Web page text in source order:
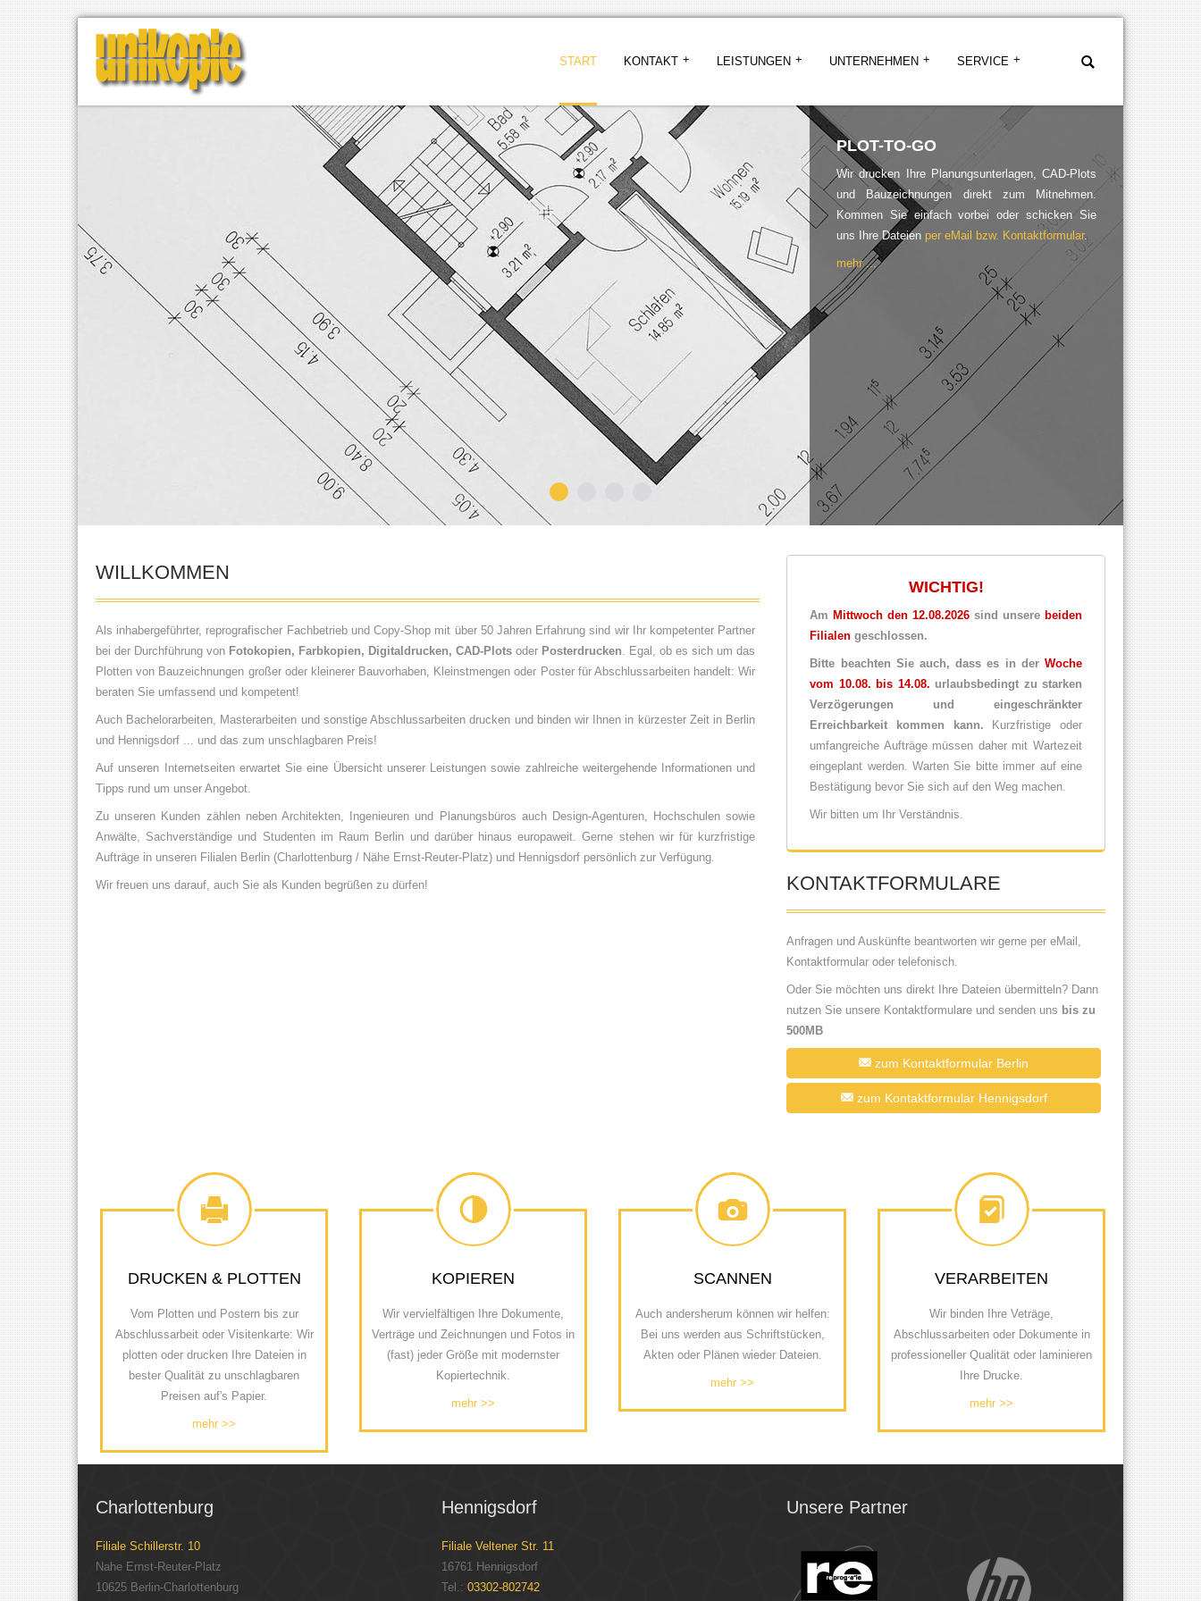
START KONTAKT LEISTUNGEN UNTERNEHMEN SERVICE
PLOT-TO-GO
Wir drucken Ihre Planungsunterlagen, CAD-Plots
und Bauzeichnungen direkt zum Mitnehmen.
Kommen Sie einfach vorbei oder schicken Sie
uns Ihre Dateien per eMail bzw. Kontaktformular.
mehr ...
WILLKOMMEN
Als inhabergeführter, reprografischer Fachbetrieb und Copy-Shop mit über 50 Jahren Erfahrung sind wir Ihr kompetenter Partner
bei der Durchführung von Fotokopien, Farbkopien, Digitaldrucken, CAD-Plotsoder Posterdrucken. Egal, ob es sich um das
Plotten von Bauzeichnungen großer oder kleinerer Bauvorhaben, Kleinstmengen oder Poster für Abschlussarbeiten handelt: Wir
beraten Sie umfassend und kompetent!
Auch Bachelorarbeiten, Masterarbeiten und sonstige Abschlussarbeiten drucken und binden wir Ihnen in kürzester Zeit in Berlin
und Hennigsdorf ... und das zum unschlagbaren Preis!
Auf unseren Internetseiten erwartet Sie eine Übersicht unserer Leistungen sowie zahlreiche weitergehende Informationen und
Tipps rund um unser Angebot.
Zu unseren Kunden zählen neben Architekten, Ingenieuren und Planungsbüros auch Design-Agenturen, Hochschulen sowie
Anwälte, Sachverständige und Studenten im Raum Berlin und darüber hinaus europaweit. Gerne stehen wir für kurzfristige
Aufträge in unseren Filialen Berlin (Charlottenburg / Nähe Ernst-Reuter-Platz) und Hennigsdorf persönlich zur Verfügung.
Wir freuen uns darauf, auch Sie als Kunden begrüßen zu dürfen!
WICHTIG!
Am Mittwoch den 12.08.2026 sind unsere beiden
Filialen geschlossen.
Bitte beachten Sie auch, dass es in der Woche
vom 10.08. bis 14.08. urlaubsbedingt zu starken
Verzögerungen und eingeschränkter
Erreichbarkeit kommen kann.
Kurzfristige oder
umfangreiche Aufträge müssen daher mit Wartezeit
eingeplant werden. Warten Sie bitte immer auf eine
Bestätigung bevor Sie sich auf den Weg machen.
Wir bitten um Ihr Verständnis.
KONTAKTFORMULARE
Anfragen und Auskünfte beantworten wir gerne per eMail,
Kontaktformular oder telefonisch.
Oder Sie möchten uns direkt Ihre Dateien übermitteln? Dann
nutzen Sie unsere Kontaktformulare und senden uns bis zu
500MB
zum Kontaktformular Berlin
zum Kontaktformular Hennigsdorf
DRUCKEN & PLOTTEN
Vom Plotten und Postern bis zur
Abschlussarbeit oder Visitenkarte: Wir
plotten oder drucken Ihre Dateien in
bester Qualität zu unschlagbaren
Preisen auf's Papier.
mehr >>
KOPIEREN
Wir vervielfältigen Ihre Dokumente,
Verträge und Zeichnungen und Fotos in
(fast) jeder Größe mit modernster
Kopiertechnik.
mehr >>
SCANNEN
Auch andersherum können wir helfen:
Bei uns werden aus Schriftstücken,
Akten oder Plänen wieder Dateien.
mehr >>
VERARBEITEN
Wir binden Ihre Veträge,
Abschlussarbeiten oder Dokumente in
professioneller Qualität oder laminieren
Ihre Drucke.
mehr >>
Charlottenburg
Filiale Schillerstr. 10
Nahe Ernst-Reuter-Platz
10625 Berlin-Charlottenburg
Hennigsdorf
Filiale Veltener Str. 11
16761 Hennigsdorf
Tel.: 03302-802742
Unsere Partner